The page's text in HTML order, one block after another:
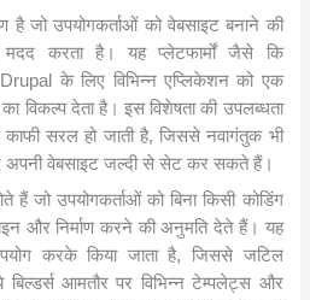
जो उपयोगकर्ताओं को वेबसाइट बनाने की
करता है। यह प्लेटफार्मों जैसे कि
के लिए विभिन्न एप्लिकेशन को एक
विकल्प देता है। इस विशेषता की उपलब्धता
काफी सरल हो जाती है, जिससे नवागंतुक भी
अपनी वेबसाइट जल्दी से सेट कर सकते हैं।
हैं जो उपयोगकर्ताओं को बिना किसी कोडिंग
और निर्माण करने की अनुमति देते हैं। यह
करके किया जाता है, जिससे जटिल
बिल्डर्स आमतौर पर विभिन्न टेम्पलेट्स और